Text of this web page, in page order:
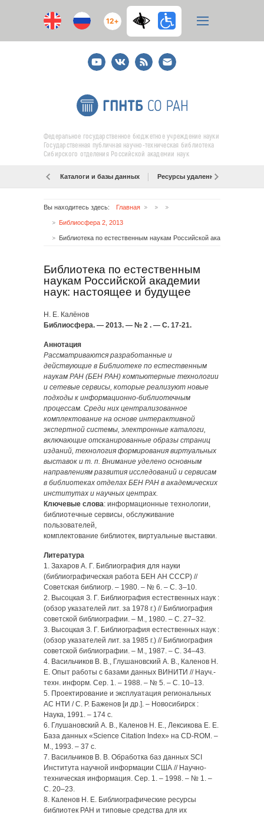
12+
YoutubeВКонтакте
RSS
E-
mail
подписка
Федеральное государственное бюджетное учреждение науки
Государственная публичная научно-техническая библиотека
Сибирского отделения Российской академии наук
Каталоги и базы данных Ресурсы удаленного доступа
Вы находитесь здесь: Главная
Библиосфера 2, 2013
Библиотека по естественным
наукам Российской академии
наук: настоящее и будущее
Н. Е. Калёнов
Библиосфера. — 2013. — № 2 . — С. 17-21.
Аннотация
Рассматриваются разработанные и
действующие в Библиотеке по естественным
наукам РАН (БЕН РАН) компьютерные технологии
и сетевые сервисы, которые реализуют новые
подходы к информационно-библиотечным
процессам. Среди них централизованное
комплектование на основе интерактивной
экспертной системы, электронные каталоги,
включающие отсканированные образы страниц
изданий, технология формирования виртуальных
выставок и т. п. Внимание уделено основным
направлениям развития исследований и сервисам
в библиотеках отделах БЕН РАН в академических
институтах и научных центрах.
Ключевые слова: информационные технологии,
библиотечные сервисы, обслуживание
пользователей,
комплектование библиотек, виртуальные выставки.
Литература
1. Захаров А. Г. Библиография для науки
(библиографическая работа БЕН АН СССР) //
Советская библиогр. – 1980. – № 6. – С. 3–10.
2. Высоцкая З. Г. Библиография естественных наук :
(обзор указателей лит. за 1978 г.) // Библиография
советской библиографии. – М., 1980. – С. 27–32.
3. Высоцкая З. Г. Библиография естественных наук :
(обзор указателей лит. за 1985 г.) // Библиография
советской библиографии. – М., 1987. – С. 34–43.
4. Васильчиков В. В., Глушановский А. В., Каленов Н.
Е. Опыт работы с базами данных ВИНИТИ // Науч.-
техн. информ. Сер. 1. – 1988. – № 5. – С. 10–13.
5. Проектирование и эксплуатация региональных
АС НТИ / С. Р. Баженов [и др.]. – Новосибирск :
Наука, 1991. – 174 с.
6. Глушановский А. В., Каленов Н. Е., Лексикова Е. Е.
База данных «Science Citation Index» на CD-ROM. –
М., 1993. – 37 с.
7. Васильчиков В. В. Обработка баз данных SCI
Института научной информации США // Научно-
техническая информация. Сер. 1. – 1998. – № 1. –
С. 20–23.
8. Каленов Н. Е. Библиографические ресурсы
библиотек РАН и типовые средства для их